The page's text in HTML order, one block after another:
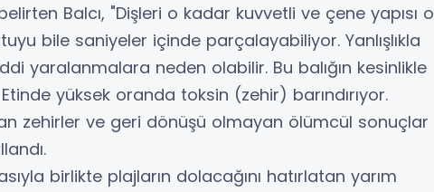
Balcı, "Dişleri o kadar kuvvetli ve çene yapısı o
bile saniyeler içinde parçalayabiliyor. Yanlışlıkla
yaralanmalara neden olabilir. Bu balığın kesinlikle
yüksek oranda toksin (zehir) barındırıyor.
zehirler ve geri dönüşü olmayan ölümcül sonuçlar
birlikte plajların dolacağını hatırlatan yarım